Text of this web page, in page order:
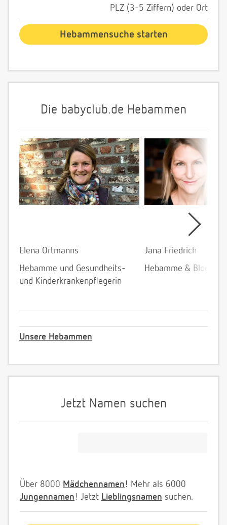
PLZ (3-5 Ziffern) oder Ort
Die babyclub.de Hebammen
Elena Ortmanns
Hebamme und Gesundheits-
und Kinderkrankenpflegerin
Jana Friedrich
Hebamme &
Unsere Hebammen
Jetzt Namen suchen
Über 8000 Mädchennamen! Mehr als 6000
Jungennamen! Jetzt Lieblingsnamen suchen.